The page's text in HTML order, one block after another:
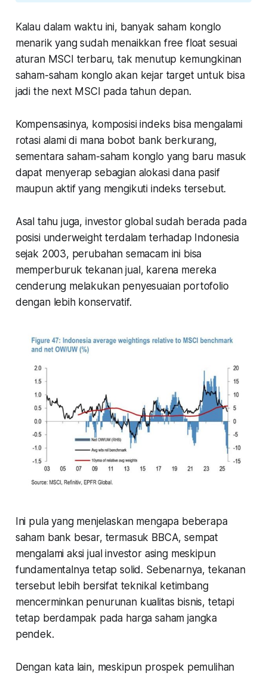
Kalau dalam waktu ini, banyak saham konglo
menarik yang sudah menaikkan free float sesuai
aturan MSCI terbaru, tak menutup kemungkinan
saham-saham konglo akan kejar target untuk bisa
jadi the next MSCI pada tahun depan.
Kompensasinya, komposisi indeks bisa mengalami
rotasi alami di mana bobot bank berkurang,
sementara saham-saham konglo yang baru masuk
dapat menyerap sebagian alokasi dana pasif
maupun aktif yang mengikuti indeks tersebut.
Asal tahu juga, investor global sudah berada pada
posisi underweightterdalam terhadap Indonesia
sejak 2003, perubahan semacam ini bisa
memperburuk tekanan jual, karena mereka
cenderung melakukan penyesuaian portofolio
dengan lebih konservatif.
Ini pula yang menjelaskan mengapa beberapa
saham bank besar, termasuk BBCA, sempat
mengalami aksi jual investor asing meskipun
fundamentalnya tetap solid. Sebenarnya, tekanan
tersebut lebih bersifat teknikal ketimbang
mencerminkan penurunan kualitas bisnis, tetapi
tetap berdampak pada harga saham jangka
pendek.
Dengan kata lain, meskipun prospek pemulihan